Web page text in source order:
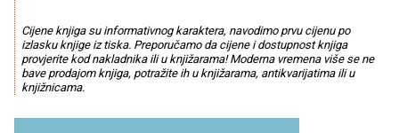
Cijene knjiga su informativnog karaktera, navodimo prvu cijenu po
izlasku knjige iz tiska. Preporučamo da cijene i dostupnost knjiga
provjerite kod nakladnika ili u knjižarama! Moderna vremena više se ne
bave prodajom knjiga, potražite ih u knjižarama, antikvarijatima ili u
knjižnicama.